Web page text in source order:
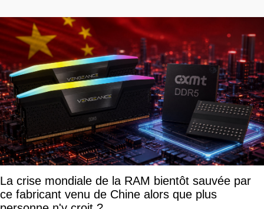
La crise mondiale de la RAM bientôt sauvée par
ce fabricant venu de Chine alors que plus